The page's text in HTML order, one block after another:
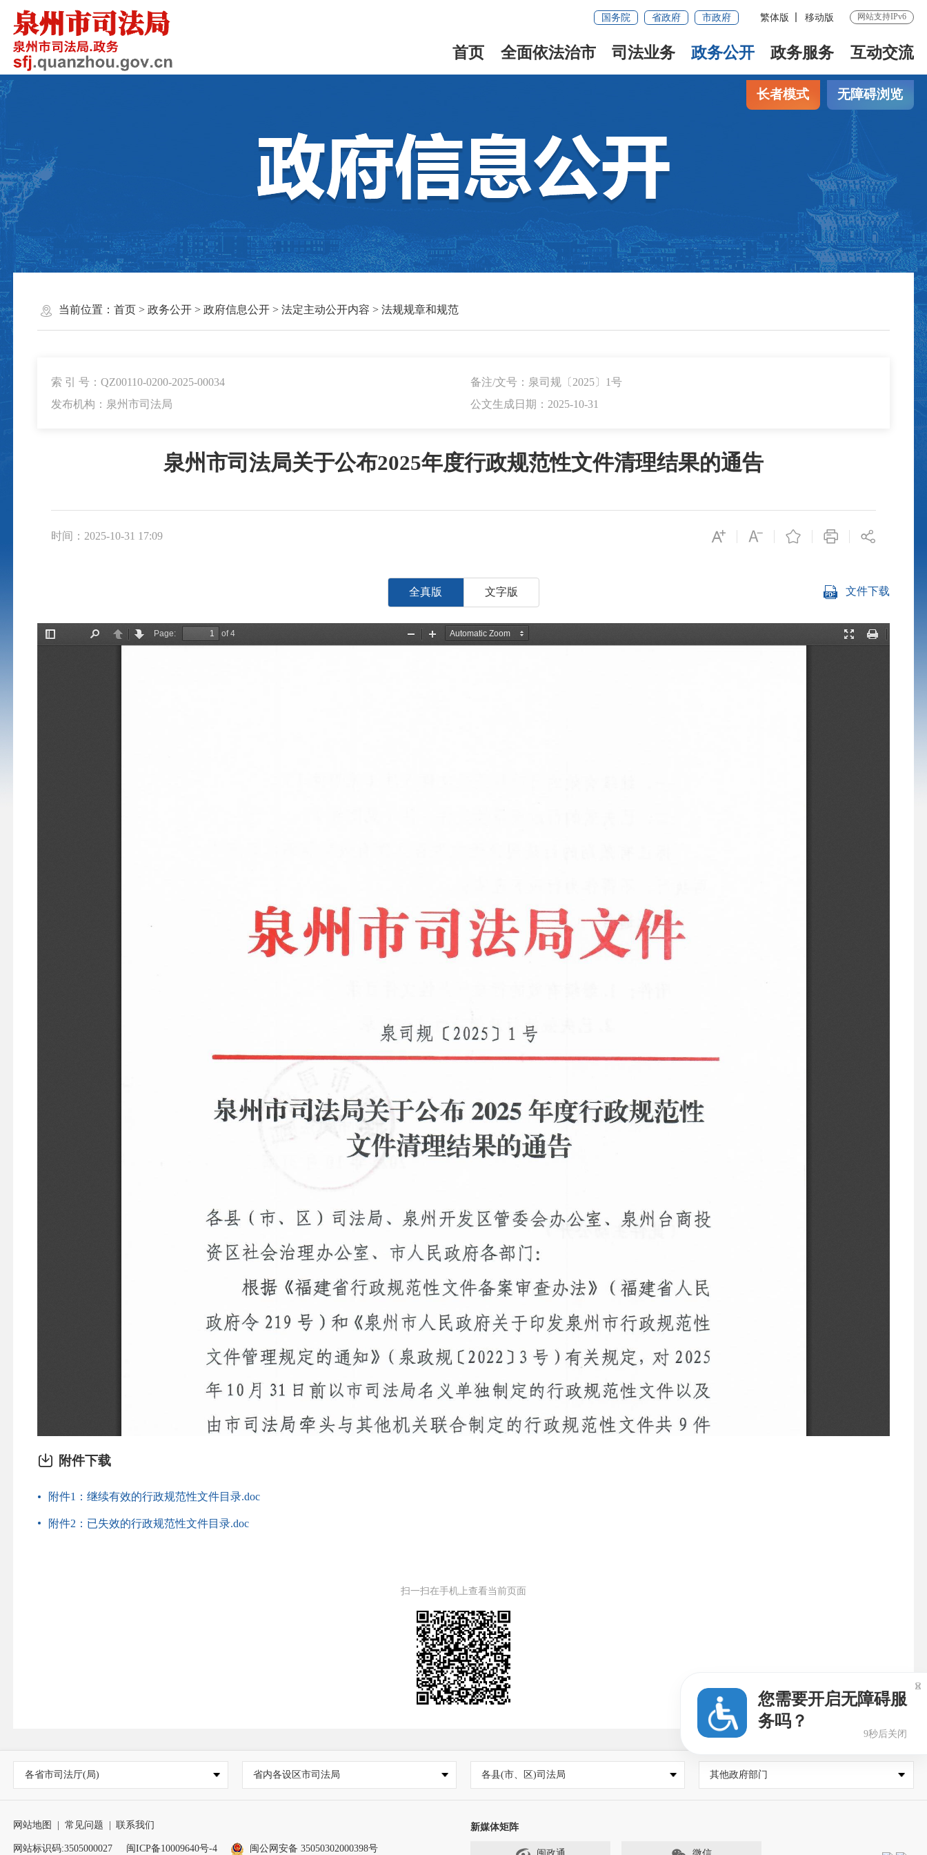
国务院 省政府 市政府 繁体版 移动版 网站支持IPv6
首页 全面依法治市 司法业务 政务公开 政务服务 互动交流
长者模式 无障碍浏览
当前位置： 首页> 政务公开> 政府信息公开> 法定主动公开内容 > 法规规章和规范
索 引 号：QZ00110-0200-2025-00034
备注/文号：泉司规〔2025〕1号
发布机构：泉州市司法局
公文生成日期：2025-10-31
泉州市司法局关于公布2025年度行政规范性文件清理结果的通告
时间：2025-10-31 17:09
全真版 文字版 文件下载
附件下载
附件1：继续有效的行政规范性文件目录.doc
附件2：已失效的行政规范性文件目录.doc
扫一扫在手机上查看当前页面
各省市司法厅(局) 省内各设区市司法局 各县(市、区)司法局 其他政府部门
网站地图 常见问题 联系我们
网站标识码:3505000027 闽ICP备10009640号-4 闽公网安备 35050302000398号
新媒体矩阵
您需要开启无障碍服
务吗？
8秒后关闭
